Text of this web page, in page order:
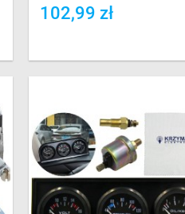
102,99 zł
OCZEKIWANIE NA DOSTAWĘ